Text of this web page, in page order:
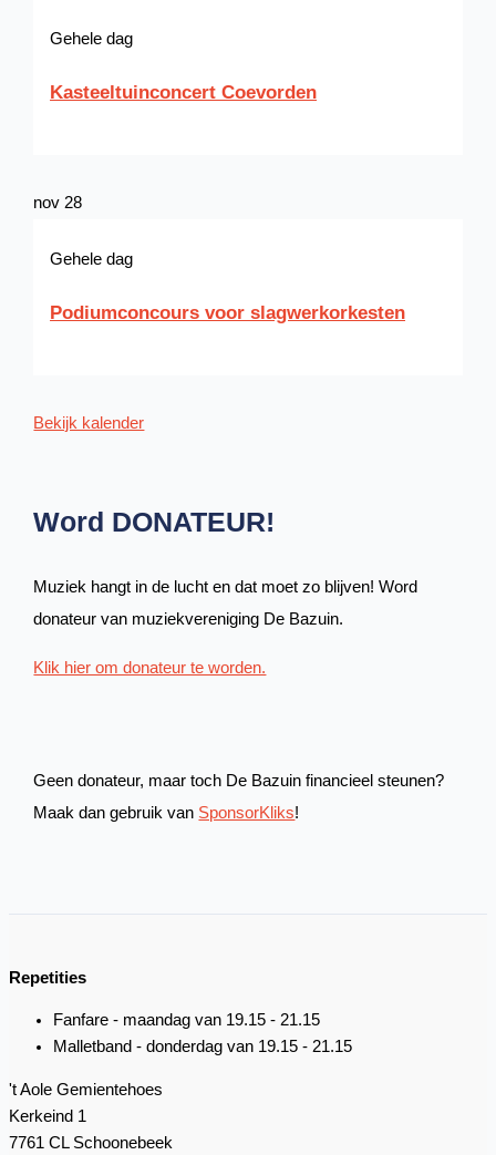
Gehele dag
Kasteeltuinconcert Coevorden
nov28
Gehele dag
Podiumconcours voor slagwerkorkesten
Bekijk kalender
Word DONATEUR!
Muziek hangt in de lucht en dat moet zo blijven! Word
donateur van muziekvereniging De Bazuin.
Klik hier om donateur te worden.
Geen donateur, maar toch De Bazuin financieel steunen?
Maak dan gebruik van SponsorKliks!
Repetities
Fanfare - maandag van 19.15 - 21.15
Malletband - donderdag van 19.15 - 21.15
't Aole Gemientehoes
Kerkeind 1
7761 CL Schoonebeek